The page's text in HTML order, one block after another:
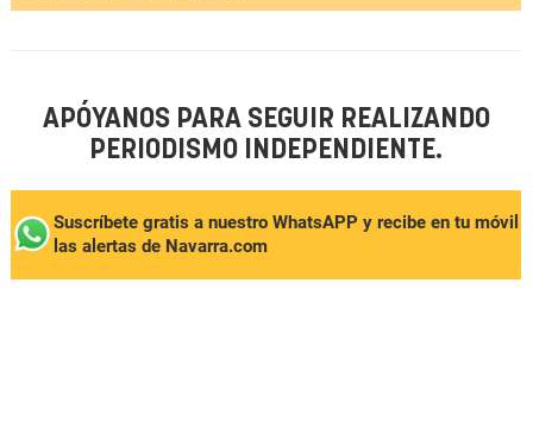
APÓYANOS PARA SEGUIR REALIZANDO
PERIODISMO INDEPENDIENTE.
Suscríbete gratis a nuestro WhatsAPP y recibe en tu móvil
las alertas de Navarra.com